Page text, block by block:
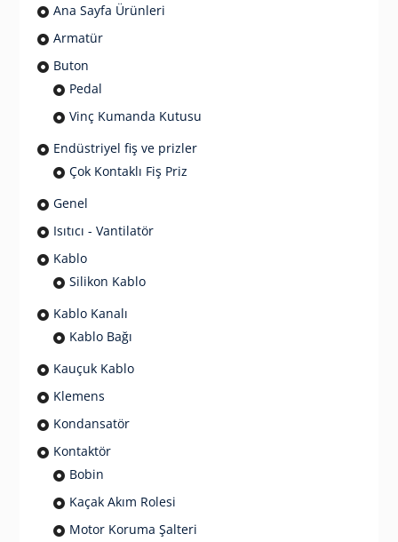
Ana Sayfa Ürünleri
Armatür
Buton
Pedal
Vinç Kumanda Kutusu
Endüstriyel fiş ve prizler
Çok Kontaklı Fiş Priz
Genel
Isıtıcı - Vantilatör
Kablo
Silikon Kablo
Kablo Kanalı
Kablo Bağı
Kauçuk Kablo
Klemens
Kondansatör
Kontaktör
Bobin
Kaçak Akım Rolesi
Motor Koruma Şalteri